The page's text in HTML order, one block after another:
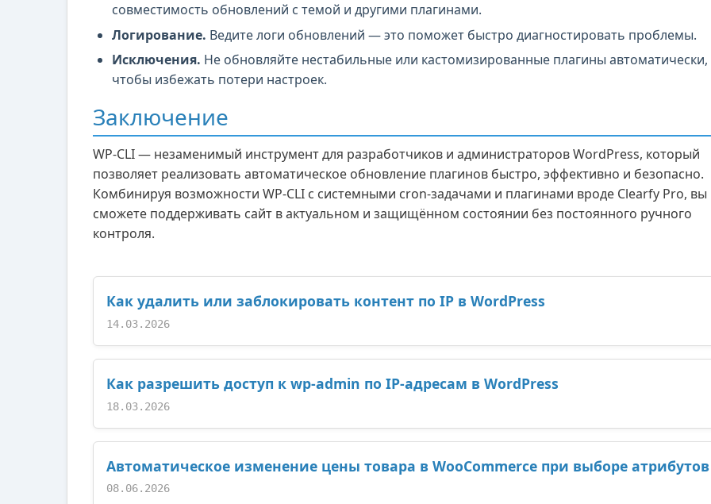
совместимость обновлений с темой и другими плагинами.
Логирование. Ведите логи обновлений — это поможет быстро диагностировать проблемы.
Исключения. Не обновляйте нестабильные или кастомизированные плагины автоматически,
чтобы избежать потери настроек.
Заключение
WP-CLI — незаменимый инструмент для разработчиков и администраторов WordPress, который
позволяет реализовать автоматическое обновление плагинов быстро, эффективно и безопасно.
Комбинируя возможности WP-CLI с системными cron-задачами и плагинами вроде Clearfy Pro, вы
сможете поддерживать сайт в актуальном и защищённом состоянии без постоянного ручного
контроля.
Как удалить или заблокировать контент по IP в WordPress
14.03.2026
Как разрешить доступ к wp-admin по IP-адресам в WordPress
18.03.2026
Автоматическое изменение цены товара в WooCommerce при выборе атрибутов
08.06.2026